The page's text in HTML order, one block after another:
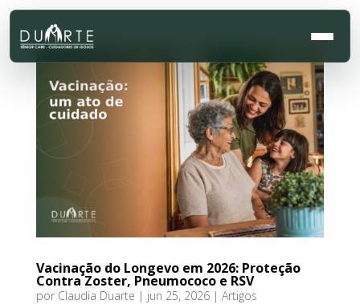
Vacinação do Longevo em 2026: Proteção
Contra Zoster, Pneumococo e RSV
por Claudia Duarte | jun 25, 2026| Artigos